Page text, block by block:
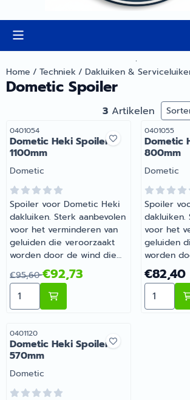
.
Home / Techniek/ Dakluiken &
Dometic Spoiler
3 Artikelen
Artikelnummer
0401054
Dometic Heki Spoiler
1100mm
Merk:
Dometic
Spoiler voor Dometic Heki
dakluiken. Sterk aanbevolen
voor het verminderen van
geluiden die veroorzaakt
worden door de wind die
over het dakluik waait. |
Dometic Heki Spoiler
1100mm | Artikelnummer
0401054
Van 95,60 voor 92,73
€95,60€92,73
Aantal kiezen voor Dometic Heki
Artikelnummer
0401055
Dometic
800mm
Merk:
Dometic
Spoiler
dakluiken.
voor het
geluiden
worden
over het
Dometic
800mm |
0401055
Prijs: 82,40
€82,40
Aantal
Artikelnummer
0401120
Dometic Heki Spoiler
570mm
Merk:
Dometic